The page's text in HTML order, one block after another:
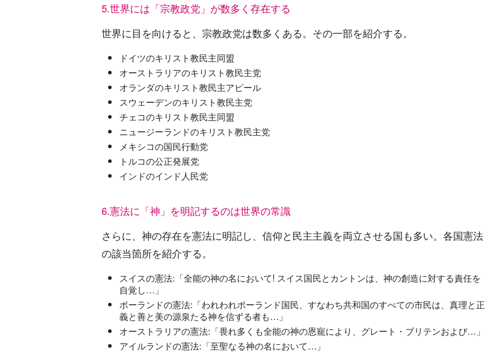
5.世界には「宗教政党」が数多く存在する
世界に目を向けると、宗教政党は数多くある。その一部を紹介する。
ドイツのキリスト教民主同盟
オーストラリアのキリスト教民主党
オランダのキリスト教民主アピール
スウェーデンのキリスト教民主党
チェコのキリスト教民主同盟
ニュージーランドのキリスト教民主党
メキシコの国民行動党
トルコの公正発展党
インドのインド人民党
6.憲法に「神」を明記するのは世界の常識
さらに、神の存在を憲法に明記し、信仰と民主主義を両立させる国も多い。各国憲法
の該当箇所を紹介する。
スイスの憲法:「全能の神の名において! スイス国民とカントンは、神の創造に対する責任を
自覚し…」
ポーランドの憲法:「われわれポーランド国民、すなわち共和国のすべての市民は、真理と正
義と善と美の源泉たる神を信ずる者も…」
オーストラリアの憲法:「畏れ多くも全能の神の恩寵により、グレート・ブリテンおよび…」
アイルランドの憲法:「至聖なる神の名において…」